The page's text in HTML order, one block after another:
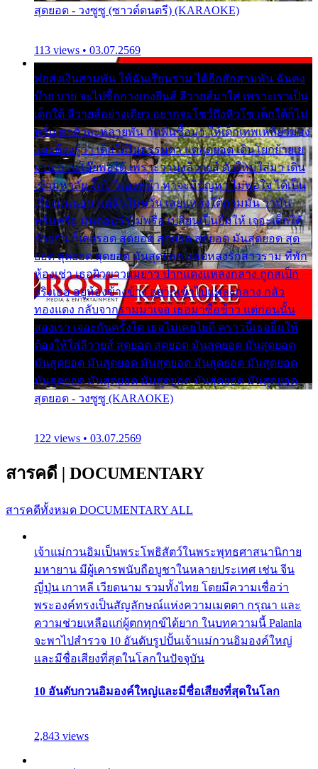
สุดยอด - วงซูซู (ซาวด์ดนตรี) (KARAOKE)
113 views • 03.07.2569
พ่อส่งเงินสามพัน ให้ฉันเรียนราม ได้อีกสักสามพัน ฉันคง
บ๊าย บาย จะไปซื้อกางเกงยีนส์ ลีวายส์มาใส่ เพราะเราเป็น
เด็กใต้ ลีวายส์อย่างเดียว อยากจะโชว์ถึงหิวโซ เด็กใต้ก็ไม่
หวั่น ตกตัวละหลายพัน กัดฟันซื้อมา ให้เด็กเทพเหลียวมอง
และต้องรู้ว่า เด็กใต้ไม่ธรรมดา แต่สุดยอด เดินโยกย้ายเย
ยวน กวนโอ๊ยพอได้ เพราะว่านุ่งลีวายส์ ตัวใหม่ใส่มา เดิน
เข้ามหาลัย จิ๊กโก๊มองหน้า ท่าจะมีปัญหา ไม่พอใจ ได้เป็น
เรื่องแน่นอน แต่ฉันไม่หวั่น เลยแหลงใต้ถามมัน ว่ามัน
พรั่นพรือ มันตอบว่าไม่พรื่อ เปลี่ยนเป็นยิ้มให้ เจอะเด็กใต้
ด้วยกัน ก็เลยรอด สุดยอด สุดยอด สุดยอด มันสุดยอด สุด
ยอด สุดยอด สุดยอด มันสุดยอด แอบหลงรักสาวราม ที่พัก
ห้องเช่า เธอผิวขาวผมยาว ปากแดงแหลงกลาง ถูกสเป็ก
จริงเธอ อยู่ห้องข้างข้าง อยากเข้าไปแหลงกลาง กลัว
ทองแดง กลับจากรามมาเจอ เธอมาซื้อข้าว แต่ก่อนนั้น
สองเรา เจอะกันครั้งใด เธอไม่เคยไยดี คราวนี้เธอยิ้มให้
ต้องให้ใส่ลีวายส์ สุดยอด สุดยอด มันสุดยอด มันสุดยอด
มันสุดยอด มันสุดยอด มันสุดยอด มันสุดยอด มันสุดยอด
มันสุดยอด มันสุดยอด มันสุดยอด มันสุดยอด มันสุดยอด
สุดยอด - วงซูซู (KARAOKE)
122 views • 03.07.2569
สารคดี | DOCUMENTARY
สารคดีทั้งหมด DOCUMENTARY ALL
เจ้าแม่กวนอิมเป็นพระโพธิสัตว์ในพระพุทธศาสนานิกาย
มหายาน มีผู้เคารพนับถือบูชาในหลายประเทศ เช่น จีน
ญี่ปุ่น เกาหลี เวียดนาม รวมทั้งไทย โดยมีความเชื่อว่า
พระองค์ทรงเป็นสัญลักษณ์แห่งความเมตตา กรุณา และ
ความช่วยเหลือแก่ผู้ตกทุกข์ได้ยาก ในบทความนี้ Palanla
จะพาไปสำรวจ 10 อันดับรูปปั้นเจ้าแม่กวนอิมองค์ใหญ่
และมีชื่อเสียงที่สุดในโลกในปัจจุบัน
10 อันดับกวนอิมองค์ใหญ่และมีชื่อเสียงที่สุดในโลก
2,843 views